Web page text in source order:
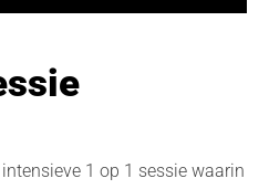
1 op 1 sessie waarin